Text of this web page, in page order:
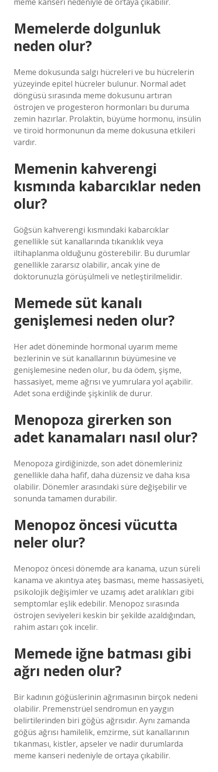
Memelerde dolgunluk
neden olur?
Meme dokusunda salgı hücreleri ve bu hücrelerin
yüzeyinde epitel hücreler bulunur. Normal adet
döngüsü sırasında meme dokusunu artıran
östrojen ve progesteron hormonları bu duruma
zemin hazırlar. Prolaktin, büyüme hormonu, insülin
ve tiroid hormonunun da meme dokusuna etkileri
vardır.
Memenin kahverengi
kısmında kabarcıklar neden
olur?
Göğsün kahverengi kısmındaki kabarcıklar
genellikle süt kanallarında tıkanıklık veya
iltihaplanma olduğunu gösterebilir. Bu durumlar
genellikle zararsız olabilir, ancak yine de
doktorunuzla görüşülmeli ve netleştirilmelidir.
Memede süt kanalı
genişlemesi neden olur?
Her adet döneminde hormonal uyarım meme
bezlerinin ve süt kanallarının büyümesine ve
genişlemesine neden olur, bu da ödem, şişme,
hassasiyet, meme ağrısı ve yumrulara yol açabilir.
Adet sona erdiğinde şişkinlik de durur.
Menopoza girerken son
adet kanamaları nasıl olur?
Menopoza girdiğinizde, son adet dönemleriniz
genellikle daha hafif, daha düzensiz ve daha kısa
olabilir. Dönemler arasındaki süre değişebilir ve
sonunda tamamen durabilir.
Menopoz öncesi vücutta
neler olur?
Menopoz öncesi dönemde ara kanama, uzun süreli
kanama ve akıntıya ateş basması, meme hassasiyeti,
psikolojik değişimler ve uzamış adet aralıkları gibi
semptomlar eşlik edebilir. Menopoz sırasında
östrojen seviyeleri keskin bir şekilde azaldığından,
rahim astarı çok incelir.
Memede iğne batması gibi
ağrı neden olur?
Bir kadının göğüslerinin ağrımasının birçok nedeni
olabilir. Premenstrüel sendromun en yaygın
belirtilerinden biri göğüs ağrısıdır. Aynı zamanda
göğüs ağrısı hamilelik, emzirme, süt kanallarının
tıkanması, kistler, apseler ve nadir durumlarda
meme kanseri nedeniyle de ortaya çıkabilir.